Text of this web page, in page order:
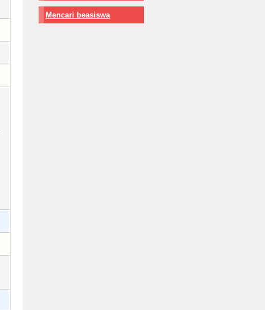
Mencari beasiswa